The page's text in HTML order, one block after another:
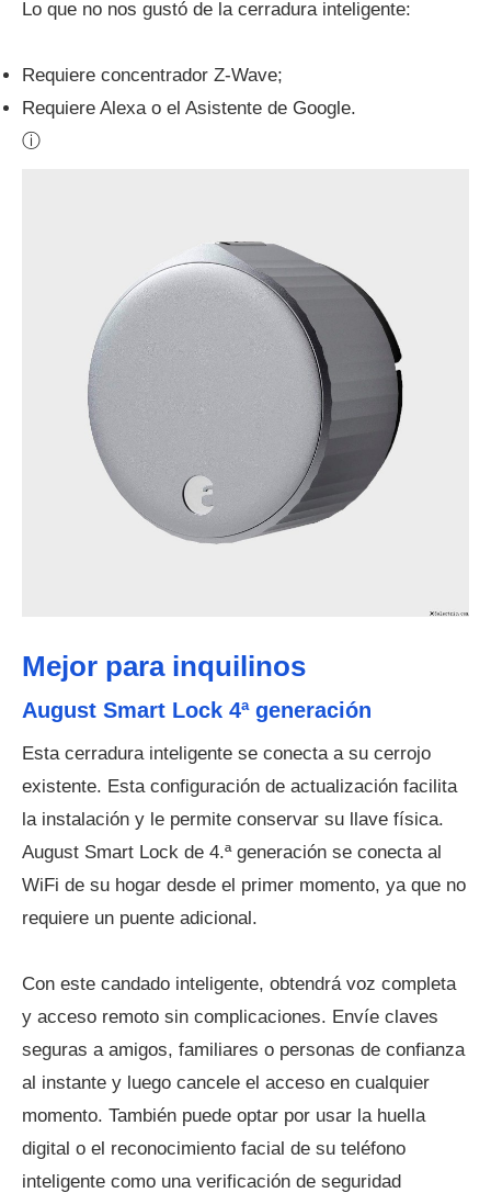
Lo que no nos gustó de la cerradura inteligente:
Requiere concentrador Z-Wave;
Requiere Alexa o el Asistente de Google.
ⓘ
Mejor para inquilinos
August Smart Lock 4ª generación
Esta cerradura inteligente se conecta a su cerrojo
existente. Esta configuración de actualización facilita
la instalación y le permite conservar su llave física.
August Smart Lock de 4.ª generación se conecta al
WiFi de su hogar desde el primer momento, ya que no
requiere un puente adicional.
Con este candado inteligente, obtendrá voz completa
y acceso remoto sin complicaciones. Envíe claves
seguras a amigos, familiares o personas de confianza
al instante y luego cancele el acceso en cualquier
momento. También puede optar por usar la huella
digital o el reconocimiento facial de su teléfono
inteligente como una verificación de seguridad